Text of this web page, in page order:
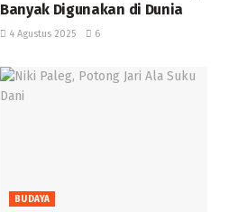
Banyak Digunakan di Dunia ‎
4 Agustus 2025 6
BUDAYA